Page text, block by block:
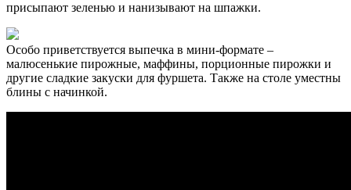
присыпают зеленью и нанизывают на шпажки.
Особо приветствуется выпечка в мини-формате –
малюсенькие пирожные, маффины, порционные пирожки и
другие сладкие закуски для фуршета. Также на столе уместны
блины с начинкой.